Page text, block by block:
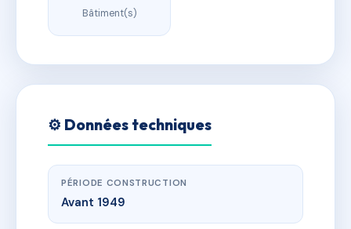
Bâtiment(s)
⚙️ Données techniques
PÉRIODE CONSTRUCTION
Avant 1949